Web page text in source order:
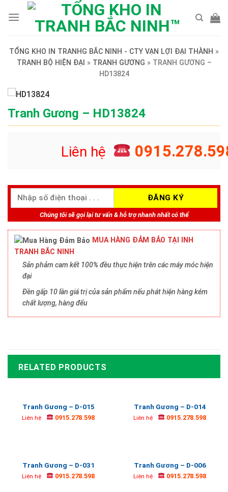
TỔNG KHO IN TRANHG BẮC NINH - CTY VẠN LỢI ĐẠI THÀNH »
TRANH BỘ HIỆN ĐẠI » TRANH GƯƠNG » TRANH GƯƠNG –
HD13824
Tranh Gương – HD13824
Liên hệ
Chúng tôi sẽ gọi lại tư vấn & hỗ trợ nhanh nhất có thể
MUA HÀNG ĐẢM BẢO TẠI INH
TRANH BẮC NINH
Sản phảm cam kết 100% đều thực hiện trên các máy móc hiện
đại
Đền gấp 10 lần giá trị của sản phẩm nếu phát hiện hàng kém
chất lượng, hàng đểu
RELATED PRODUCTS
Tranh Gương – D-015
Liên hệ 0915.278.598
Tranh Gương – D-014
Liên hệ 0915.278.598
Tranh Gương – D-031
Liên hệ 0915.278.598
Tranh Gương – D-006
Liên hệ 0915.278.598